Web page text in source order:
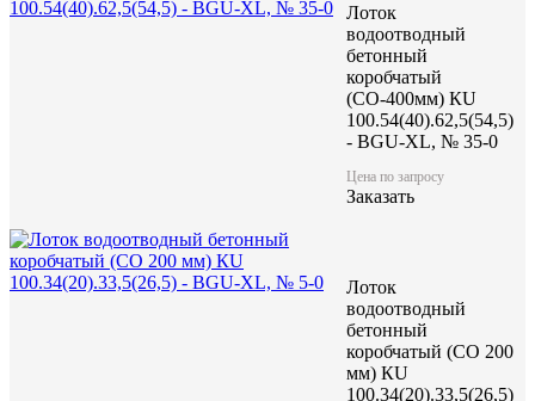
Лоток
водоотводный
бетонный
коробчатый
(СО-400мм) КU
100.54(40).62,5(54,5)
- BGU-XL, № 35-0
Цена по запросу
Заказать
Лоток
водоотводный
бетонный
коробчатый (CO 200
мм) КU
100.34(20).33,5(26,5)